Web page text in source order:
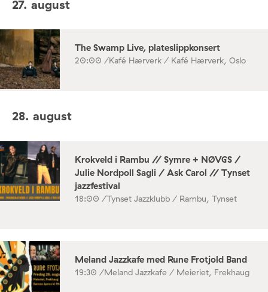
27. august
The Swamp Live, plateslippkonsert
20:00 /Kafé Hærverk / Kafé Hærverk, Oslo
28. august
Krokveld i Rambu // Symre + NØVGS /
Julie Nordpoll Sagli / Ask Carol // Tynset
jazzfestival
18:00 /Tynset Jazzklubb / Rambu, Tynset
Meland Jazzkafe med Rune Frotjold Band
19:30 /Meland Jazzkafe / Meieriet, Frekhaug